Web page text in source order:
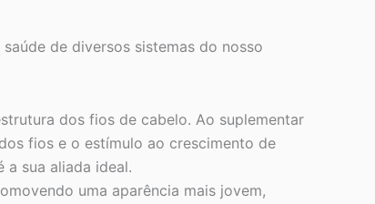
de diversos sistemas do nosso
dos fios de cabelo. Ao suplementar
fios e o estímulo ao crescimento de
sua aliada ideal.
uma aparência mais jovem,